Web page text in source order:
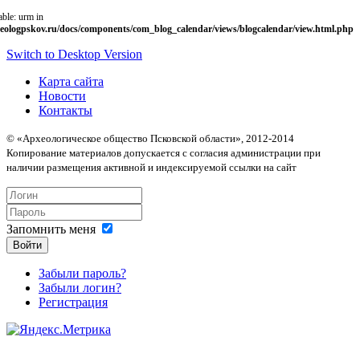
urm in
docs/components/com_blog_calendar/views/blogcalendar/view.html.php
Switch to Desktop Version
Карта сайта
Новости
Контакты
© «Археологическое общество Псковской области», 2012-2014
Копирование материалов допускается с согласия администрации при
наличии размещения активной и индексируемой ссылки на сайт
Запомнить меня
Войти
Забыли пароль?
Забыли логин?
Регистрация